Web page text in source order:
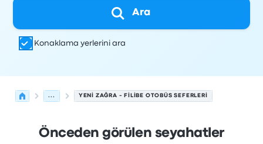
Ara
Konaklama yerlerini ara
... YENI ZAĞRA - FILIBE OTOBÜS SEFERLERI
Önceden görülen seyahatler